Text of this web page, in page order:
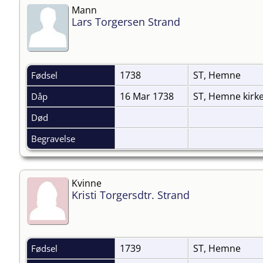
Mann
Lars Torgersen Strand
Fødsel 1738 ST, Hemne
Dåp 16 Mar 1738 ST, Hemne
Død
Begravelse
Kvinne
Kristi Torgersdtr. Strand
Fødsel 1739
ST, Hemne